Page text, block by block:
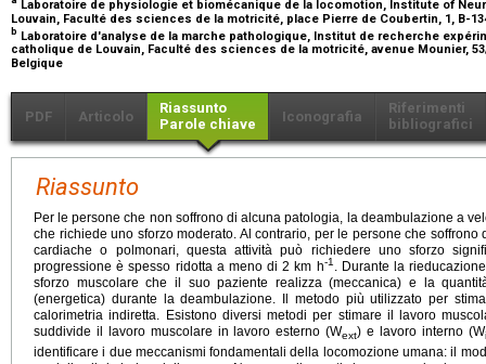
Laboratoire de physiologie et biomécanique de la locomotion, Institute of
Louvain, Faculté des sciences de la motricité, place Pierre de Coubertin, 1, B-
b Laboratoire d'analyse de la marche pathologique, Institut de recherche
catholique de Louvain, Faculté des sciences de la motricité, avenue Mounier,
Belgique
PDF Articolo
Riassunto
Parole chiave
Iconografia
Riferimenti
bibliografici
Riassunto
Per le persone che non soffrono di alcuna patologia, la deambulazione a
che richiede uno sforzo moderato. Al contrario, per le persone che
cardiache o polmonari, questa attività può richiedere uno sforzo
progressione è spesso ridotta a meno di 2 km h-1. Durante la
sforzo muscolare che il suo paziente realizza (meccanica) e la
(energetica) durante la deambulazione. Il metodo più utilizzato per
calorimetria indiretta. Esistono diversi metodi per stimare il lavoro
suddivide il lavoro muscolare in lavoro esterno (Wext) e lavoro interno (W
identificare i due meccanismi fondamentali della locomozione umana: il